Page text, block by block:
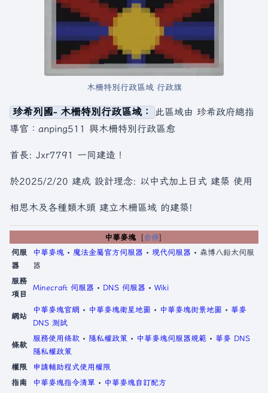
木柵特別行政區域 行政旗
珍希列國- 木柵特別行政區域：
此區域由 珍希政府總指
導官：anping511 與木柵特別行政區愈
首長: Jxr7791 一同建造！
於2025/2/20 建成 設計理念: 以中式加上日式 建築 使用
相思木及各種類木頭 建立木柵區域 的建築!
中華麥塊
合併
伺服
器
中華麥塊 • 魔法金屬官方伺服器 • 現代伺服器 • 森博八鉛太伺服
器
服務
項目
Minecraft 伺服器 • DNS 伺服器 • Wiki
網站
中華麥塊官網 • 中華麥塊衛星地圖 • 中華麥塊街景地圖 • 華麥
DNS 測試
條款
服務使用條款 • 隱私權政策 • 中華麥塊伺服器規範 • 華麥 DNS
隱私權政策
權限
申請輔助程式使用權限
指南
中華麥塊指令清單 • 中華麥塊自訂配方